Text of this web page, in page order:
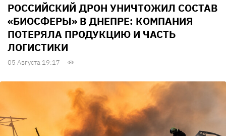
РОССИЙСКИЙ ДРОН УНИЧТОЖИЛ СОСТАВ
«БИОСФЕРЫ» В ДНЕПРЕ: КОМПАНИЯ
ПОТЕРЯЛА ПРОДУКЦИЮ И ЧАСТЬ
ЛОГИСТИКИ
05 Августа 19:17